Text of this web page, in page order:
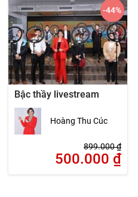
Bậc thầy livestream
Hoàng Thu Cúc
899.000₫
500.000 ₫
-44%